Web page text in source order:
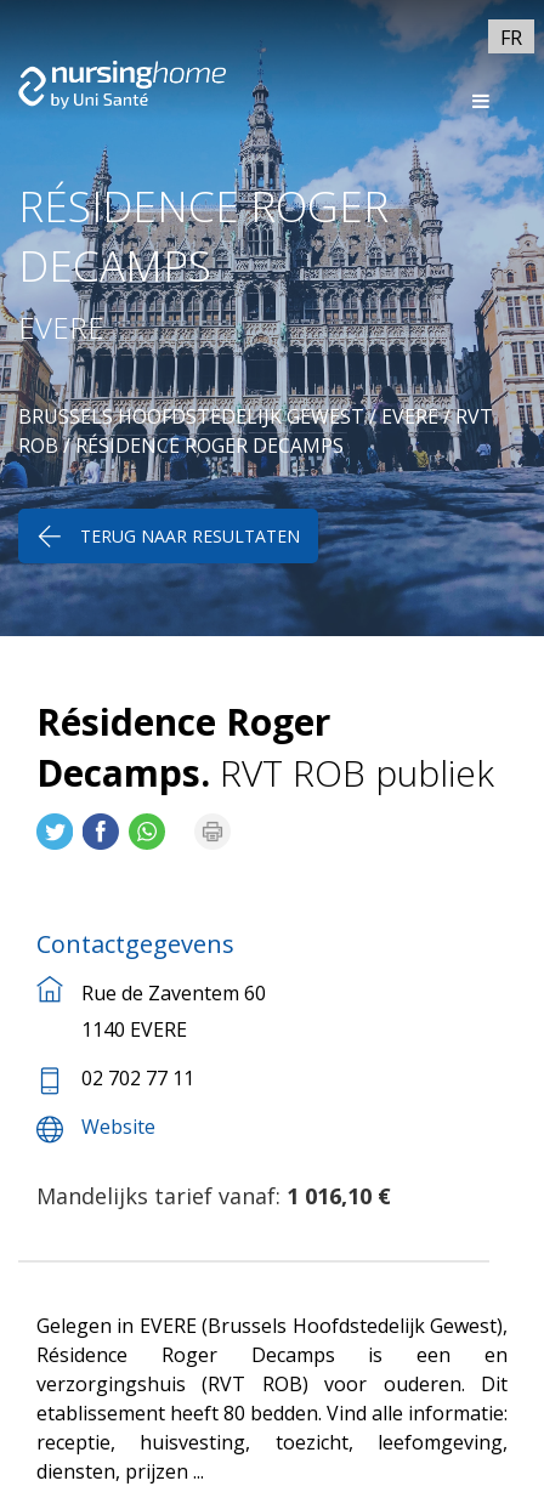
FR
RÉSIDENCE ROGER
DECAMPS
EVERE
BRUSSELS HOOFDSTEDELIJK GEWEST/EVERE/RVT
ROB/ RÉSIDENCE ROGER DECAMPS
TERUG NAAR RESULTATEN
Résidence Roger
Decamps. RVT ROB publiek
Contactgegevens
Rue de Zaventem 60
1140 EVERE
02 702 77 11
Website
Mandelijks tarief vanaf: 1 016,10 €
Gelegen in EVERE (Brussels Hoofdstedelijk Gewest),
Résidence Roger Decamps is een en
verzorgingshuis (RVT ROB) voor ouderen. Dit
etablissement heeft 80 bedden. Vind alle informatie:
receptie, huisvesting, toezicht, leefomgeving,
diensten, prijzen ...